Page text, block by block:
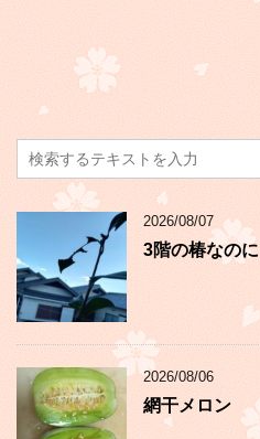
2026/08/07
3階の椿なのに
2026/08/06
網干メロン